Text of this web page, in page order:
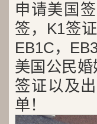
申请美国
签，K1签
EB1C，
美国公民
签证以及
单！